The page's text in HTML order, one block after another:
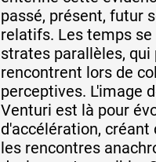
passé, présent, futur
relatifs. Les temps se
strates parallèles, qui
rencontrent lors de
perceptives. L'image
Venturi est là pour
d'accélération,
les rencontres